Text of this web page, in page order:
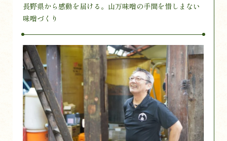
長野県から感動を届ける。山万味噌の手間を惜しまない
味噌づくり